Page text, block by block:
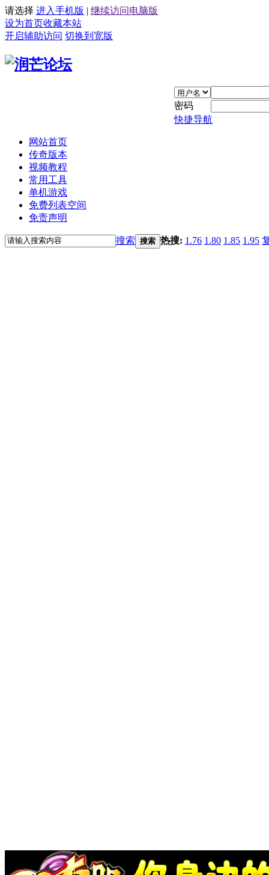
请选择 进入手机版 | 继续访问电脑版
设为首页收藏本站
开启辅助访问 切换到宽版
密码
快捷导航
网站首页
传奇版本
视频教程
常用工具
单机游戏
免费列表空间
免责声明
搜索 搜索 热搜: 1.76 1.80 1.85 1.95